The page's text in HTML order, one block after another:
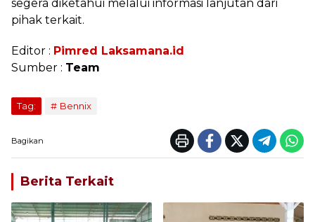
segera diketahui melalui informasi lanjutan dari
pihak terkait.
Editor : Pimred Laksamana.id
Sumber : Team
Tag: Bennix
Bagikan
Berita Terkait